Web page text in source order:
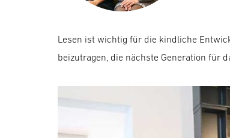
Lesen ist wichtig für die kindliche
beizutragen, die nächste Generation für